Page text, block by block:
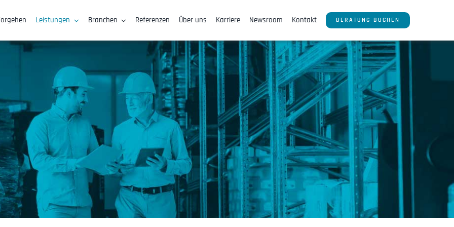
Leistungen Branchen Referenzen Über uns Karriere Newsroom Kontakt BERATUNG BUCHEN